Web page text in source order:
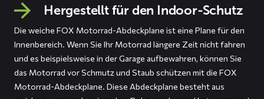
Hergestellt für den Indoor-Schutz
Die weiche FOX Motorrad-Abdeckplane ist eine Plane für den
Innenbereich. Wenn Sie Ihr Motorrad längere Zeit nicht fahren
und es beispielsweise in der Garage aufbewahren, können Sie
das Motorrad vor Schmutz und Staub schützen mit die FOX
Motorrad-Abdeckplane. Diese Abdeckplane besteht aus